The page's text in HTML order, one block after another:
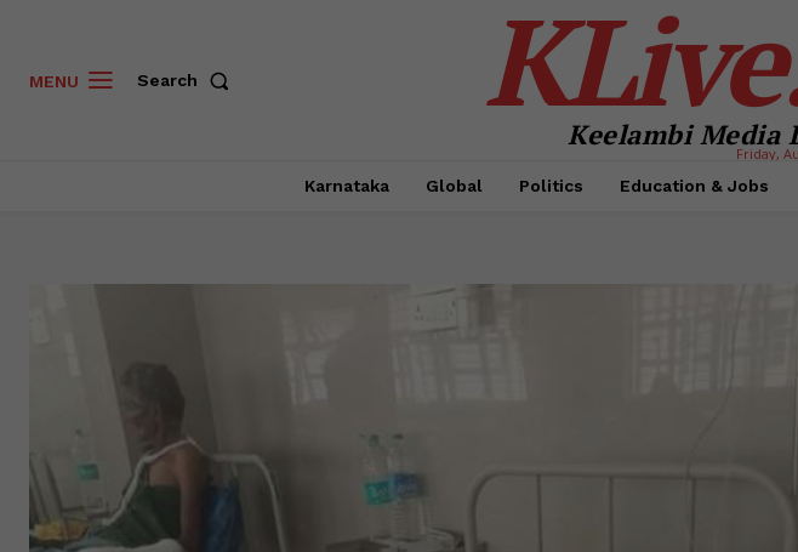
MENU Search
Keelambi Media
Friday,
Karnataka Global Politics Education & Jobs